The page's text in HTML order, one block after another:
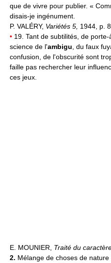
que de vivre pour publier. «
disais-je ingénument.
P. VALÉRY, Variétés 5, 1944, p.
• 19. Tant de subtilités, de
science de l'ambigu , du faux
confusion, de l'obscurité sont
faille pas rechercher leur
ces jeux.
E. MOUNIER, Traité du
2. Mélange de choses de